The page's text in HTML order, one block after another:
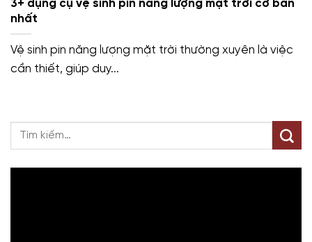
3+ dụng cụ vệ sinh pin năng lượng mặt trời cơ bản
nhất
Vệ sinh pin năng lượng mặt trời thường xuyên là việc
cần thiết, giúp duy...